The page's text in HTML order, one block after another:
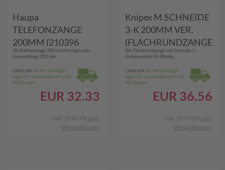
Haupa
TELEFONZANGE
200MM (210396
BLACK-LINE)
2K-Telefonzange 200 mm Form gerade,
Gesamtlänge 200 mm...
Lieferzeit: Im Versandlager
lagernd - versandbereit in 24-
48 Stunden
EUR 32.33
inkl. 20 % USt zzgl.
Versandkosten
Knipex M.SCHNEIDE
3-K 200MM VER.
(FLACHRUNDZANGE
)Die Flachrundzange mit Schneide 2-
Komponenten Griffhülle,...
Lieferzeit: Im Versandlager
lagernd - versandbereit in 24-
48 Stunden
EUR 36.56
inkl. 20 % USt zzgl.
Versandkosten